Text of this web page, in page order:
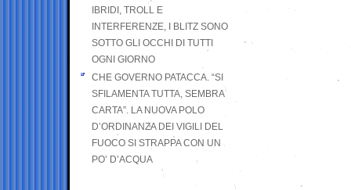
IBRIDI, TROLL E
INTERFERENZE, I BLITZ SONO
SOTTO GLI OCCHI DI TUTTI
OGNI GIORNO
CHE GOVERNO PATACCA. “SI
SFILAMENTA TUTTA, SEMBRA
CARTA”. LA NUOVA POLO
D’ORDINANZA DEI VIGILI DEL
FUOCO SI STRAPPA CON UN
PO’ D’ACQUA